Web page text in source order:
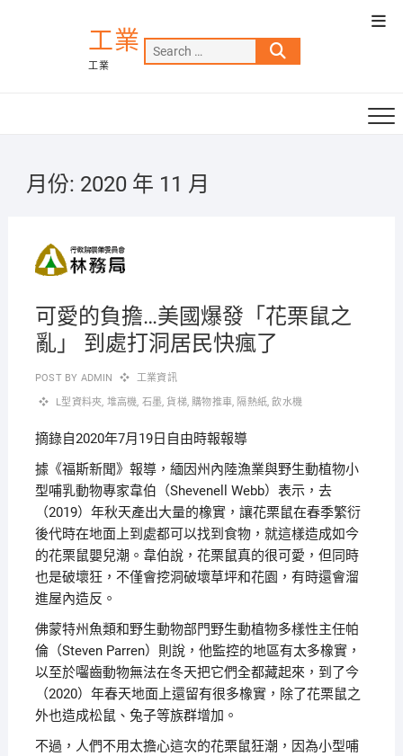
工業
工業
Search
…
月份: 2020 年 11 月
可愛的負擔…美國爆發「花栗鼠之
亂」 到處打洞居民快瘋了
POST BY ADMIN 工業資訊
L型資料夾, 堆高機, 石墨,貨梯, 購物推車, 隔熱紙,飲水機
摘錄自2020年7月19日自由時報報導
據《福斯新聞》報導，緬因州內陸漁業與野生動植物小
型哺乳動物專家韋伯（Shevenell Webb）表示，去
（2019）年秋天產出大量的橡實，讓花栗鼠在春季繁衍
後代時在地面上到處都可以找到食物，就這樣造成如今
的花栗鼠嬰兒潮。韋伯說，花栗鼠真的很可愛，但同時
也是破壞狂，不僅會挖洞破壞草坪和花園，有時還會溜
進屋內造反。
佛蒙特州魚類和野生動物部門野生動植物多樣性主任帕
倫（Steven Parren）則說，他監控的地區有太多橡實，
以至於囓齒動物無法在冬天把它們全都藏起來，到了今
（2020）年春天地面上還留有很多橡實，除了花栗鼠之
外也造成松鼠、兔子等族群增加。
不過，人們不用太擔心這次的花栗鼠狂潮，因為小型哺